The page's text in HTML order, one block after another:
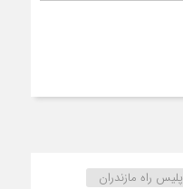
پلیس راه مازندران